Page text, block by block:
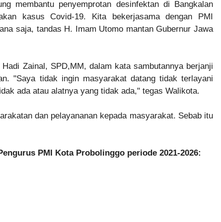
membantu penyemprotan desinfektan di Bangkalan
kasus Covid-19. Kita bekerjasama dengan PMI
saja, tandas H. Imam Utomo mantan Gubernur Jawa
Zainal, SPD,MM, dalam kata sambutannya berjanji
"Saya tidak ingin masyarakat datang tidak terlayani
ada atau alatnya yang tidak ada," tegas Walikota.
dan pelayananan kepada masyarakat. Sebab itu
PMI Kota Probolinggo periode 2021-2026: